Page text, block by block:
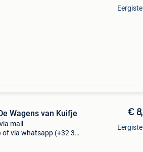
Wagens van Kuifje
mail
via whatsapp (+32 3
€